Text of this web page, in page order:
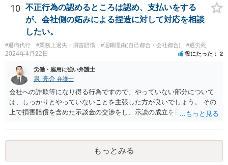
ロフィールのリンクから飛べます。 ご参考になれば幸いです。
10
不正行為の認めるところは認め、支払いをする
が、会社側の妬みによる捏造に対して対応を相談
したい。
#退職代行 #業務上過失・損害賠償 #退職理由(自己都合・会社都合) #過労死
2024年4月22日 役にたった 2
労働・雇用に強い弁護士
泉 亮介 弁護士
会社への詐欺等になり得る行為ですので、やっていない部分について
は、しっかりとやっていないことを主張した方が良いでしょう。 その
上で損害賠償を含めた示談金の交渉をし、示談の成立を目指す必要が
もっとみる